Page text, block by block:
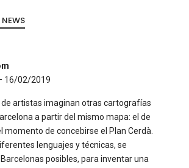
16/02/2019
artistas imaginan otras cartografías
a partir del mismo mapa: el de
momento de concebirse el Plan Cerdà.
lenguajes y técnicas, se
posibles, para inventar una